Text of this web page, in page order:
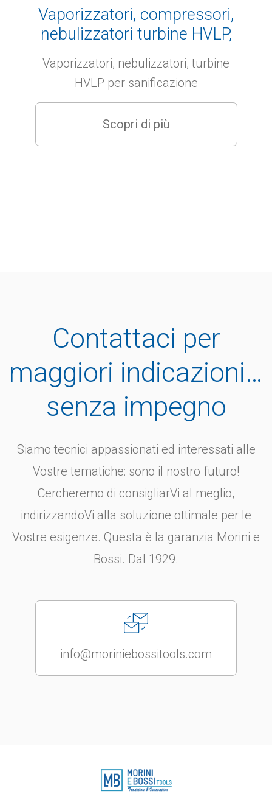
Vaporizzatori, compressori,
nebulizzatori turbine HVLP,
atomizzatori per
sanificazione- Covid products
Vaporizzatori, nebulizzatori, turbine
HVLP per sanificazione
Scopri di più
Contattaci per
maggiori indicazioni…
senza impegno
Siamo tecnici appassionati ed interessati alle
Vostre tematiche: sono il nostro futuro!
Cercheremo di consigliarVi al meglio,
indirizzandoVi alla soluzione ottimale per le
Vostre esigenze. Questa è la garanzia Morini e
Bossi. Dal 1929.
info@moriniebossitools.com